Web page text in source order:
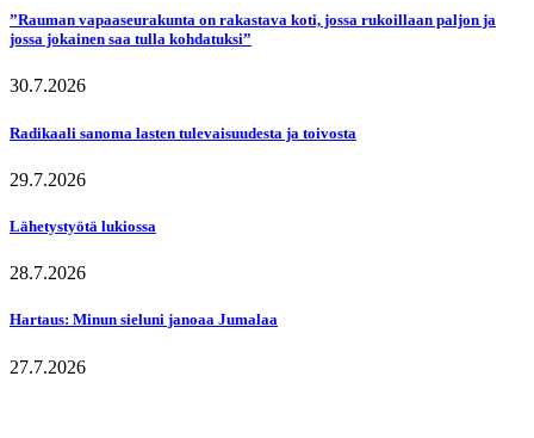
”Rauman vapaaseurakunta on rakastava koti, jossa rukoillaan paljon ja
jossa jokainen saa tulla kohdatuksi”
30.7.2026
Radikaali sanoma lasten tulevaisuudesta ja toivosta
29.7.2026
Lähetystyötä lukiossa
28.7.2026
Hartaus: Minun sieluni janoaa Jumalaa
27.7.2026